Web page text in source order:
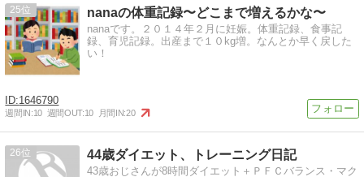
25 nanaの体重記録〜どこまで増えるかな〜
nanaです。２０１４年２月に妊娠。体重記録、食事記
録、育児記録。出産まで１０kg増。なんとか早く戻した
い！
1646790
週間IN:10 週間OUT:10 月間IN:20
26 44歳ダイエット、トレーニング日記
43歳おじさんが8時間ダイエット＋ＰＦＣバランス・マク